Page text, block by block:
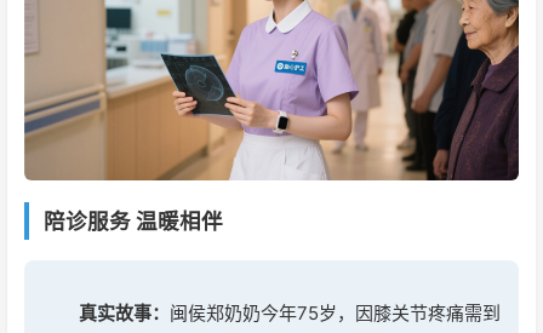
陪诊服务 温暖相伴
真实故事： 闽侯郑奶奶今年75岁，因膝关节疼痛需到